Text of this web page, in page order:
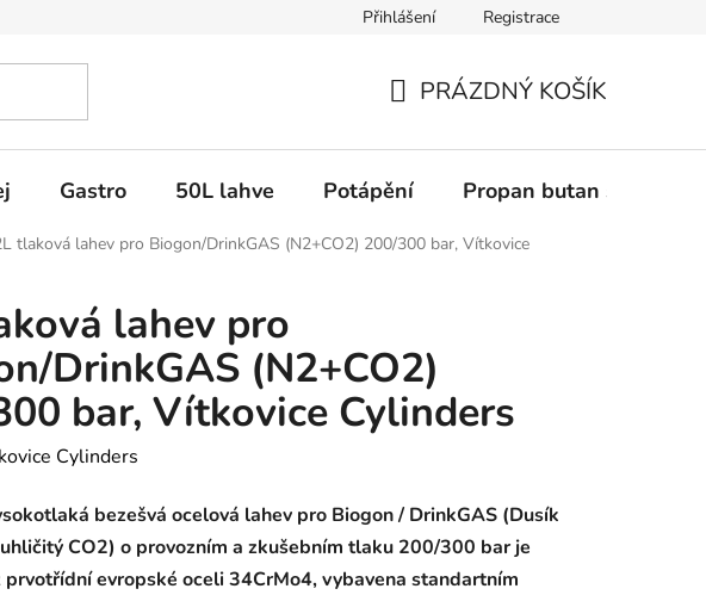
Přihlášení Registrace
KOŠÍK
PRÁZDNÝ KOŠÍK
Gastro 50L lahve Potápění Propan butan
tlaková lahev pro Biogon/DrinkGAS (N2+CO2) 200/300 bar, Vítkovice
lahev pro
DrinkGAS (N2+CO2)
bar, Vítkovice Cylinders
Cylinders
bezešvá ocelová lahev pro Biogon / DrinkGAS (Dusík
CO2) o provozním a zkušebním tlaku 200/300 bar je
prvotřídní evropské oceli34CrMo4,vybavena standartním